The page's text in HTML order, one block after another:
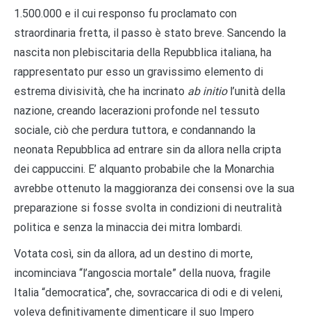
1.500.000 e il cui responso fu proclamato con
straordinaria fretta, il passo è stato breve. Sancendo la
nascita non plebiscitaria della Repubblica italiana, ha
rappresentato pur esso un gravissimo elemento di
estrema divisività, che ha incrinato ab initio l’unità della
nazione, creando lacerazioni profonde nel tessuto
sociale, ciò che perdura tuttora, e condannando la
neonata Repubblica ad entrare sin da allora nella cripta
dei cappuccini. E’ alquanto probabile che la Monarchia
avrebbe ottenuto la maggioranza dei consensi ove la sua
preparazione si fosse svolta in condizioni di neutralità
politica e senza la minaccia dei mitra lombardi.
Votata così, sin da allora, ad un destino di morte,
incominciava “l’angoscia mortale” della nuova, fragile
Italia “democratica”, che, sovraccarica di odi e di veleni,
voleva definitivamente dimenticare il suo Impero